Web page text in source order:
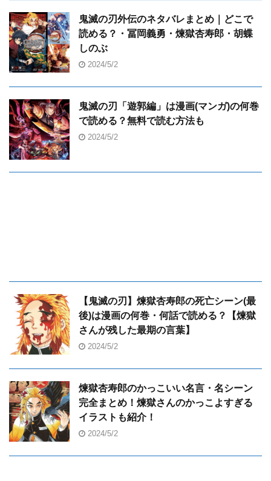
鬼滅の刃外伝のネタバレまとめ｜どこで
読める？・冨岡義勇・煉獄杏寿郎・胡蝶
しのぶ
2024/5/2
鬼滅の刃「遊郭編」は漫画(マンガ)の何巻
で読める？無料で読む方法も
2024/5/2
【鬼滅の刃】煉獄杏寿郎の死亡シーン(最
後)は漫画の何巻・何話で読める？【煉獄
さんが残した最期の言葉】
2024/5/2
煉獄杏寿郎のかっこいい名言・名シーン
完全まとめ！煉獄さんのかっこよすぎる
イラストも紹介！
2024/5/2